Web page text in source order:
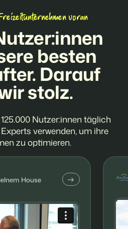
voran
besten
Darauf
stolz.
Nutzer:innen täglich
verwenden, um ihre
zu optimieren.
House